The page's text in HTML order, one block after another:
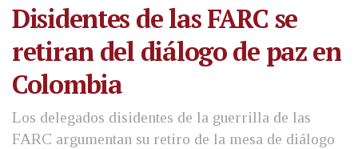
Disidentes de las FARC se
retiran del diálogo de paz en
Colombia
Los delegados disidentes de la guerrilla de las
FARC argumentan su retiro de la mesa de diálogo